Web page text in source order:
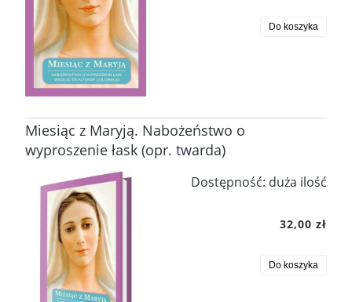
Do koszyka
Miesiąc z Maryją. Nabożeństwo o
wyproszenie łask (opr. twarda)
Dostępność: duża ilość
32,00 zł
Do koszyka